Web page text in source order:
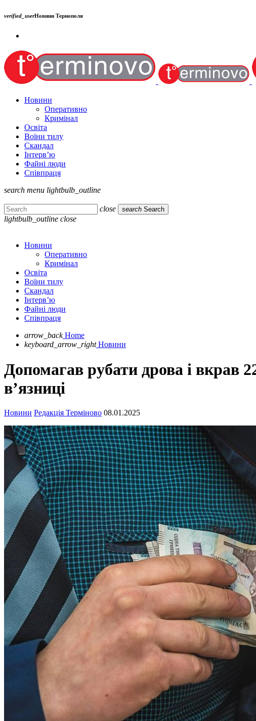
verified_userНовини Тернополя
Новини
Оперативно
Кримінал
Освіта
Воїни тилу
Скандал
Інтерв’ю
Файні люди
Співпраця
search menu lightbulb_outline
close search Search
lightbulb_outline close
Новини
Оперативно
Кримінал
Освіта
Воїни тилу
Скандал
Інтерв’ю
Файні люди
Співпраця
arrow_back Home
keyboard_arrow_right Новини
Допомагав рубати дрова і вкрав
в’язниці
Новини Редакція Терміново 08.01.2025